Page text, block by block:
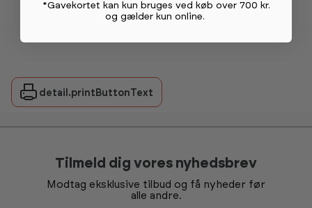
detail.printButtonText
Tilmeld dig vores nyhedsbrev
Modtag eksklusive tilbud og få nyheder før
alle andre.
*Gavekortet kan kun bruges ved køb over 700 kr.
og gælder kun online.